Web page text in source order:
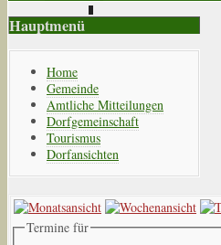
Hauptmenü
Home
Gemeinde
Amtliche Mitteilungen
Dorfgemeinschaft
Tourismus
Dorfansichten
Termine für